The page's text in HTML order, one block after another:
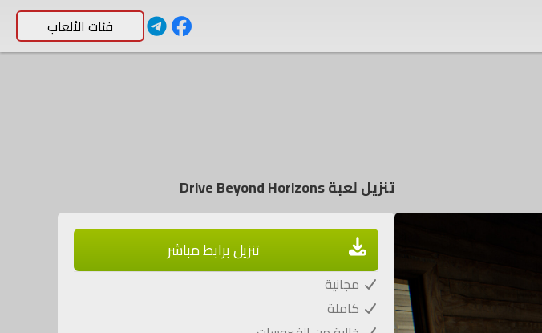
فئات الألعاب
تنزيل لعبة Drive Beyond Horizons
تنزيل برابط مباشر
مجانية
كاملة